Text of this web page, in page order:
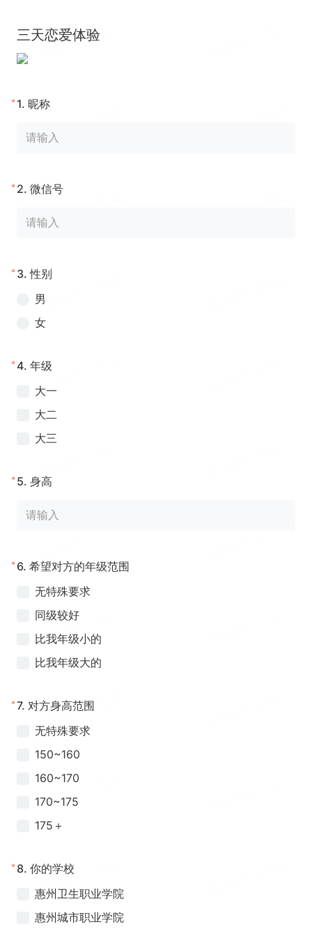
三天恋爱体验
* 1. 昵称
* 2. 微信号
* 3. 性别
男
女
* 4. 年级
大一
大二
大三
* 5. 身高
* 6. 希望对方的年级范围
无特殊要求
同级较好
比我年级小的
比我年级大的
*7. 对方身高范围
无特殊要求
150~160
160~170
170~175
175＋
* 8. 你的学校
惠州卫生职业学院
惠州城市职业学院